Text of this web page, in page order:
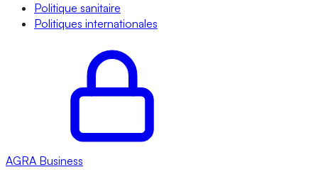
Politique sanitaire
Politiques internationales
AGRA Business